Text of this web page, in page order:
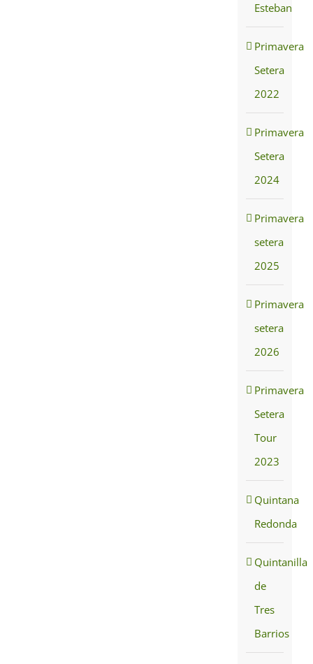
Esteban
Primavera
Setera
2022
Primavera
Setera
2024
Primavera
setera
2025
Primavera
setera
2026
Primavera
Setera
Tour
2023
Quintana
Redonda
Quintanilla
de
Tres
Barrios